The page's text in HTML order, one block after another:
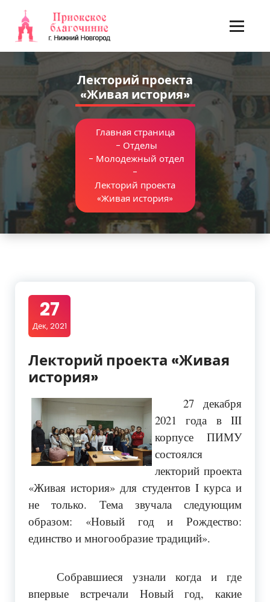
содержимому
Лекторий проекта
«Живая история»
Главная страница
- Отделы
- Молодежный отдел
-
Лекторий проекта
«Живая история»
27
Дек, 2021
Лекторий проекта «Живая
история»
27 декабря
2021 года в III
корпусе ПИМУ
состоялся
лекторий проекта
«Живая история» для студентов I курса и
не только. Тема звучала следующим
образом: «Новый год и Рождество:
единство и многообразие традиций».
Собравшиеся узнали когда и где
впервые встречали Новый год, какие